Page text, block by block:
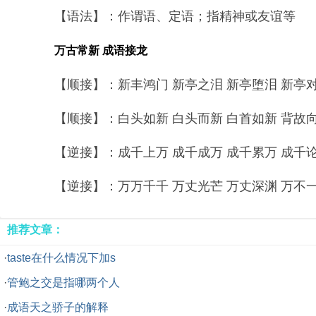
【语法】：作谓语、定语；指精神或友谊等
万古常新 成语接龙
【顺接】：新丰鸿门 新亭之泪 新亭堕泪 新亭
【顺接】：白头如新 白头而新 白首如新 背故
【逆接】：成千上万 成千成万 成千累万 成千
【逆接】：万万千千 万丈光芒 万丈深渊 万不
推荐文章：
·taste在什么情况下加s
·管鲍之交是指哪两个人
·成语天之骄子的解释